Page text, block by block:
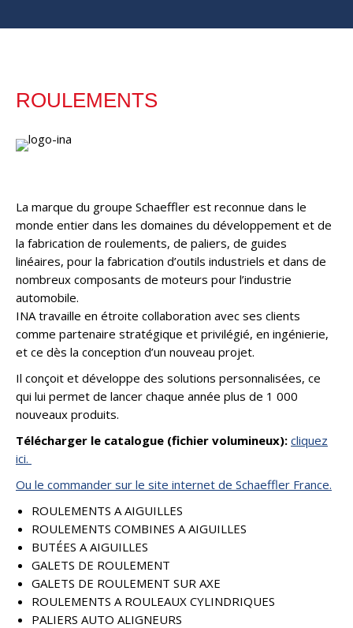
ROULEMENTS
La marque du groupe Schaeffler est reconnue dans le
monde entier dans les domaines du développement et de
la fabrication de roulements, de paliers, de guides
linéaires, pour la fabrication d’outils industriels et dans de
nombreux composants de moteurs pour l’industrie
automobile.
INA travaille en étroite collaboration avec ses clients
comme partenaire stratégique et privilégié, en ingénierie,
et ce dès la conception d’un nouveau projet.
Il conçoit et développe des solutions personnalisées, ce
qui lui permet de lancer chaque année plus de 1 000
nouveaux produits.
Télécharger le catalogue (fichier volumineux): cliquez
ici.
Ou le commander sur le site internet de Schaeffler France.
ROULEMENTS A AIGUILLES
ROULEMENTS COMBINES A AIGUILLES
BUTÉES A AIGUILLES
GALETS DE ROULEMENT
GALETS DE ROULEMENT SUR AXE
ROULEMENTS A ROULEAUX CYLINDRIQUES
PALIERS AUTO ALIGNEURS